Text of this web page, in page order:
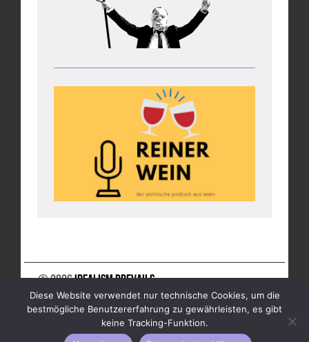
© 2026Idealism Prevails
UNTERSTÜTZE UNS
NEWSLETTER
IMPRESSUM
Diese Website verwendet nur technische Cookies, um die
bestmögliche Benutzererfahrung zu gewährleisten, es gibt
keine Tracking-Funktion.